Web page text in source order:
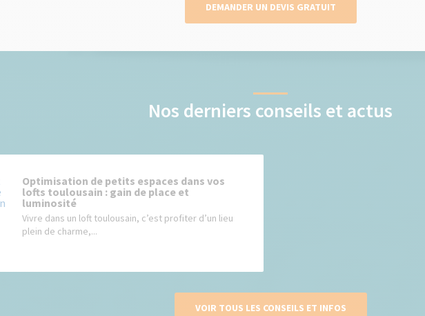
DEMANDER UN DEVIS GRATUIT
Nos derniers conseils et actus
Optimisation de petits espaces dans vos
lofts toulousain : gain de place et
luminosité
Vivre dans un loft toulousain, c’est profiter d’un lieu
plein de charme,...
VOIR TOUS LES CONSEILS ET INFOS